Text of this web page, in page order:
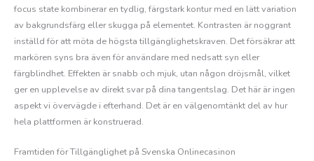
focus state kombinerar en tydlig, färgstark kontur med en lätt variation
av bakgrundsfärg eller skugga på elementet. Kontrasten är noggrant
inställd för att möta de högsta tillgänglighetskraven. Det försäkrar att
markören syns bra även för användare med nedsatt syn eller
färgblindhet. Effekten är snabb och mjuk, utan någon dröjsmål, vilket
ger en upplevelse av direkt svar på dina tangentslag. Det här är ingen
aspekt vi övervägde i efterhand. Det är en välgenomtänkt del av hur
hela plattformen är konstruerad.
Framtiden för Tillgänglighet på Svenska Onlinecasinon